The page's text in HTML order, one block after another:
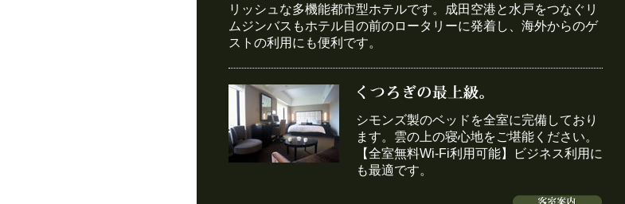
リッシュな多機能都市型ホテルです。成田空港と水戸をつなぐリ
ムジンバスもホテル目の前のロータリーに発着し、海外からのゲ
ストの利用にも便利です。
シモンズ製のベッドを全室に完備しており
ます。雲の上の寝心地をご堪能ください。
【全室無料Wi-Fi利用可能】ビジネス利用に
も最適です。